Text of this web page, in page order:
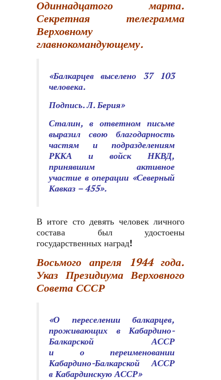
Одиннадцатого марта.
Секретная телеграмма
Верховному
главнокомандующему.
«Балкарцев выселено 37 103
человека.
Подпись. Л. Берия»
Сталин, в ответном письме
выразил свою благодарность
частям и подразделениям
РККА и войск НКВД,
принявшим активное
участие в операции «Северный
Кавказ – 455».
В итоге сто девять человек личного
состава был удостоены
государственных наград!
Восьмого апреля 1944 года.
Указ Президиума Верховного
Совета СССР
«О переселении балкарцев,
проживающих в Кабардино-
Балкарской АССР
и о переименовании
Кабардино-Балкарской АССР
в Кабардинскую АССР»